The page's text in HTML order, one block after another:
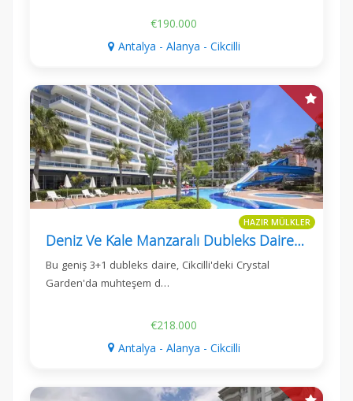
€190.000
Antalya - Alanya - Cikcilli
HAZIR MÜLKLER
Deniz Ve Kale Manzaralı Dubleks Daire Cikcilli'de
Bu geniş 3+1 dubleks daire, Cikcilli'deki Crystal
Garden'da muhteşem d…
€218.000
Antalya - Alanya - Cikcilli